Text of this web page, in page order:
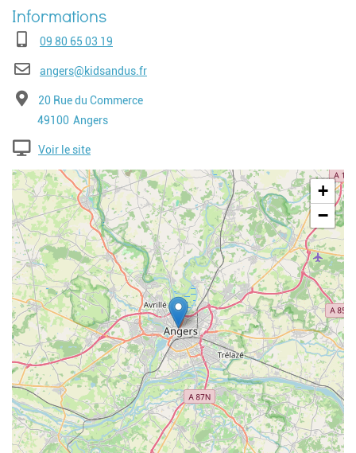
Téléphone09 80 65 03 19
E-mailangers@kidsandus.fr
Adresse20 Rue du Commerce
Code postal
49100 Ville
Angers
Voir le site
Geolocalisation
+
−